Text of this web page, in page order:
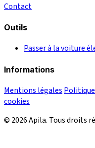
Contact
Outils
Passer à la voiture
Informations
Mentions légales
cookies
© 2026 Apila. Tous droits